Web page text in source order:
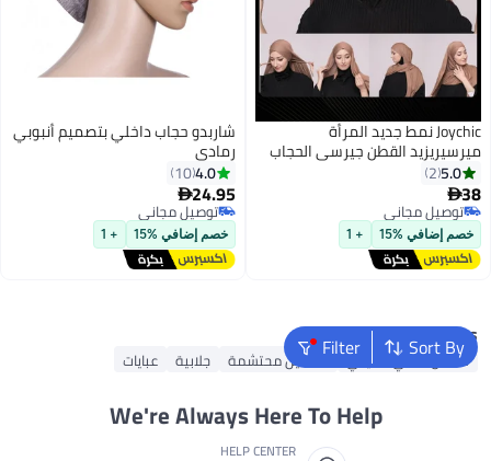
Joychic نمط جديد المرأة
ميرسيريزيد القطن جيرسي الحجاب
عبر التعادل مريحة الحجاب مسلم
أغطية الرأس يمكن ارتداؤها ملابس
تقليدية طويلة الحجاب لجميع
الفصول
5.0
2
38
توصيل مجاني
توصيل مجاني
خصم إضافي %15 + 1
2
شاربدو حجاب داخلي بتصميم أنبوبي
رمادي
4.0
10
24.95
توصيل مجاني
توصيل مجاني
خصم إضافي %15 + 1
Sort By
FilterPopular Searches
فستان داخلي تقليدي فساتين محتشمة جلابية عبايات
We're Always Here To Help
HELP CENTER